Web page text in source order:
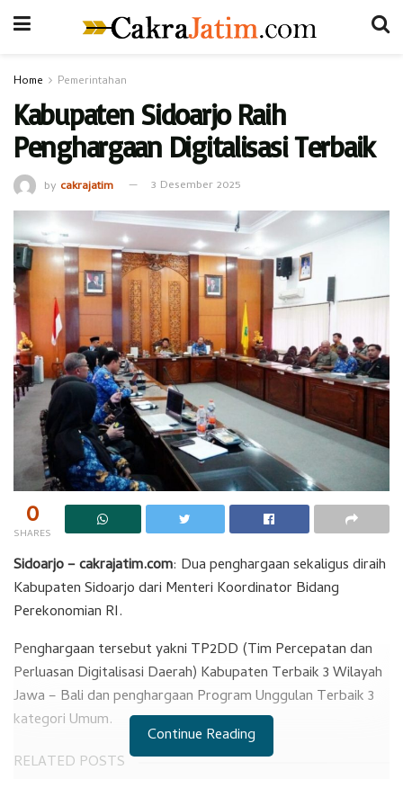
Home Pemerintahan
Kabupaten Sidoarjo Raih
Penghargaan Digitalisasi Terbaik
by cakrajatim 3 Desember 2025
0
SHARES
Sidoarjo – cakrajatim.com: Dua penghargaan sekaligus diraih
Kabupaten Sidoarjo dari Menteri Koordinator Bidang
Perekonomian RI.
Penghargaan tersebut yakni TP2DD (Tim Percepatan dan
Perluasan Digitalisasi Daerah) Kabupaten Terbaik 3 Wilayah
Jawa – Bali dan penghargaan Program Unggulan Terbaik 3
kategori Umum.
RELATED POSTS
Continue Reading